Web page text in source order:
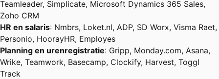
Teamleader, Simplicate, Microsoft Dynamics 365 Sales,
Zoho CRM
HR en salaris: Nmbrs, Loket.nl, ADP, SD Worx, Visma Raet,
Personio, HoorayHR, Employes
Planning en urenregistratie: Gripp, Monday.com, Asana,
Wrike, Teamwork, Basecamp, Clockify, Harvest, Toggl
Track